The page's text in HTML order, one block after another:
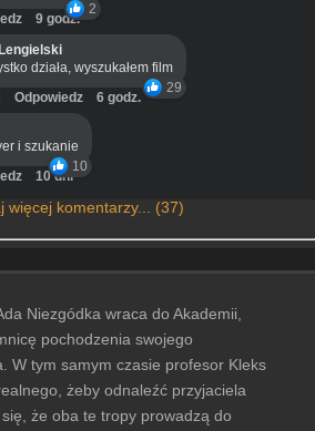
2
9 godz.
działa, wyszukałem film
29
Odpowiedz
6 godz.
i szukanie
10
10 dni
więcej komentarzy... (37)
Niezgódka wraca do Akademii,
pochodzenia swojego
W tym samym czasie profesor Kleks
żeby odnaleźć przyjaciela
że oba te tropy prowadzą do